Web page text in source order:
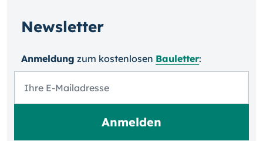
Newsletter
Anmeldung zum kosten­losen Bauletter: